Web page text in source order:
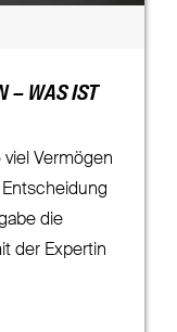
– WAS IST
Vermögen
die
der Expertin